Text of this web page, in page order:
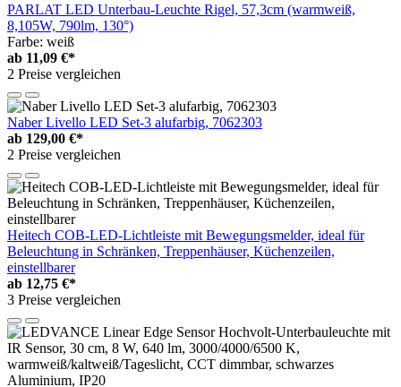
PARLAT LED Unterbau-Leuchte Rigel, 57,3cm (warmweiß,
8,105W, 790lm, 130°)
Farbe: weiß
ab 11,09 €*
2 Preise vergleichen
Naber Livello LED Set-3 alufarbig, 7062303
ab 129,00 €*
2 Preise vergleichen
Heitech COB-LED-Lichtleiste mit Bewegungsmelder, ideal für
Beleuchtung in Schränken, Treppenhäuser, Küchenzeilen,
einstellbarer
ab 12,75 €*
3 Preise vergleichen